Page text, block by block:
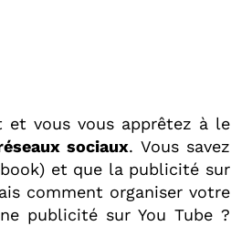
et vous vous apprêtez à le
sociaux. Vous savez
et que la publicité sur
comment organiser votre
publicité sur You Tube ?